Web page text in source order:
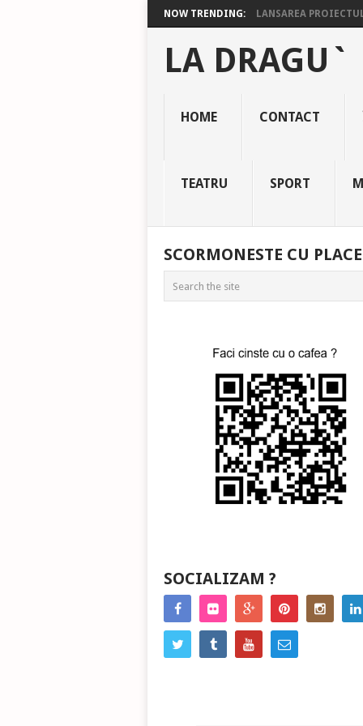
NOW TRENDING: LANSAREA
LA DRAGU`
HOME CONTACT
TEATRU SPORT
SCORMONESTE CU
SOCIALIZAM ?